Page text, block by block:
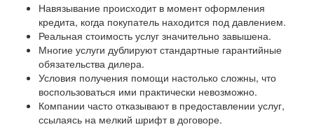
Навязывание происходит в момент оформления
кредита, когда покупатель находится под давлением.
Реальная стоимость услуг значительно завышена.
Многие услуги дублируют стандартные гарантийные
обязательства дилера.
Условия получения помощи настолько сложны, что
воспользоваться ими практически невозможно.
Компании часто отказывают в предоставлении услуг,
ссылаясь на мелкий шрифт в договоре.